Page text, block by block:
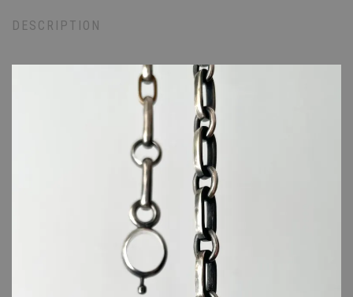
DESCRIPTION